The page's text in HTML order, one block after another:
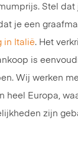
Stel dat
je een
in Italië. Het
is
Wij werken
heel Europa,
zijn